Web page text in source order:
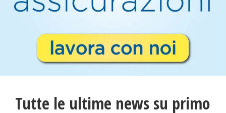
Tutte le ultime news su primo